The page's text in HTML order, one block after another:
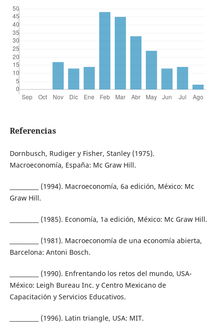
Referencias
Dornbusch, Rudiger y Fisher, Stanley (1975).
Macroeconomía, España: Mc Graw Hill.
__________ (1994). Macroeconomía, 6a edición, México: Mc
Graw Hill.
__________ (1985). Economía, 1a edición, México: Mc Graw Hill.
__________ (1981). Macroeconomía de una economía abierta,
Barcelona: Antoni Bosch.
__________ (1990). Enfrentando los retos del mundo, USA-
México: Leigh Bureau Inc. y Centro Mexicano de
Capacitación y Servicios Educativos.
__________ (1996). Latin triangle, USA: MIT.